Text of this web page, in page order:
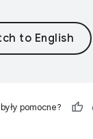
pomocne?